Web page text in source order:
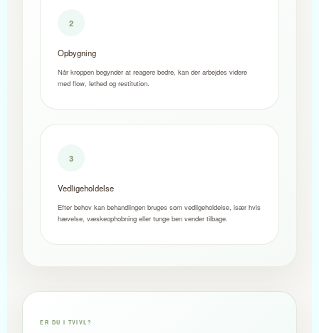
2
Opbygning
Når kroppen begynder at reagere bedre, kan der arbejdes videre
med flow, lethed og restitution.
3
Vedligeholdelse
Efter behov kan behandlingen bruges som vedligeholdelse, især hvis
hævelse, væskeophobning eller tunge ben vender tilbage.
ER DU I TVIVL?